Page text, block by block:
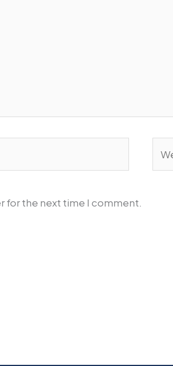
for the next time I comment.